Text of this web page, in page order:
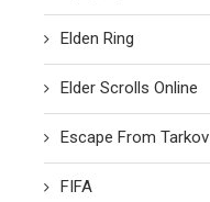
Elden Ring
Elder Scrolls Online
Escape From Tarkov
FIFA